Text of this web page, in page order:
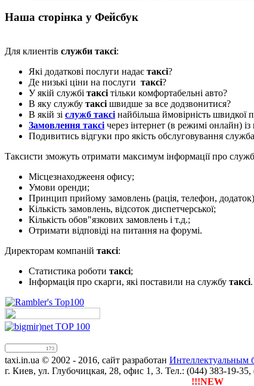
Наша сторінка у Фейсбук
Для клиентів служби таксі:
Які додаткові послуги надає таксі?
Де низькі ціни на послуги таксі?
У якій службі таксі тільки комфортабельні авто?
В яку службу таксі швидше за все додзвонитися?
В якій зі служб таксі найбільша ймовірність швидкої
Замовлення таксі через інтернет (в режимі онлайн)
Подивитись відгуки про якість обслуговування
Таксисти зможуть отримати максимум інформації про
Місцезнаходжееня офису;
Умови оренди;
Принцип прийому замовлень (рація, телефон,
Кількість замовлень, відсоток диспетчерської;
Кількість обов"язкових замовлень і т.д.;
Отримати відповіді на питання на форумі.
Директорам компаній таксі:
Статистика роботи таксі;
Інформація про скарги, які поставили на службу таксі.
taxi.in.ua © 2002 - 2016, сайт разработан Интеллектуальным
г. Киев, ул. Глубочицкая, 28, офис 1, 3. Тел.: (044) 383-19-
!!!NEW Тепер ти